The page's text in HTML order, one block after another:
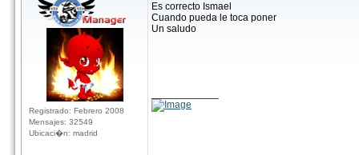
Registrado: Febrero 2008
Mensajes: 32549
Ubicaci�n: madrid
Es correcto Ismael
Cuando pueda le toca poner
Un saludo